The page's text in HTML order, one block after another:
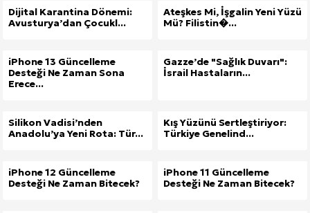
Dijital Karantina Dönemi:
Avusturya’dan Çocukl...
Ateşkes Mi, İşgalin Yeni Yüzü
Mü? Filistin�...
iPhone 13 Güncelleme
Desteği Ne Zaman Sona
Erece...
Gazze’de "Sağlık Duvarı":
İsrail Hastaların...
Silikon Vadisi’nden
Anadolu’ya Yeni Rota: Tür...
Kış Yüzünü Sertleştiriyor:
Türkiye Genelind...
iPhone 12 Güncelleme
Desteği Ne Zaman Bitecek?
iPhone 11 Güncelleme
Desteği Ne Zaman Bitecek?